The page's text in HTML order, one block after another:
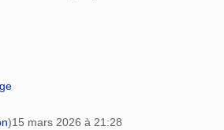
)15 mars 2026 à 21:28